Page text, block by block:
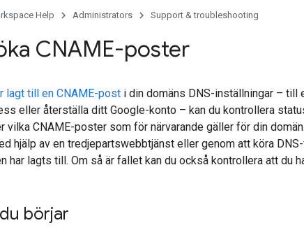
Help Administrators Support & troubleshooting
CNAME-poster
lagt till en CNAME-post i din domäns DNS-inställningar – till
eller återställa ditt Google-konto – kan du kontrollera
vilka CNAME-poster som för närvarande gäller för din
hjälp av en tredjepartswebbtjänst eller genom att köra
har lagts till. Om så är fallet kan du också kontrollera att du
börjar